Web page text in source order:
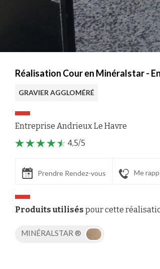
Réalisation Cour en Minéralstar -
GRAVIER AGGLOMÉRÉ
Entreprise Andrieux Le Havre
4,5/5
Prendre Rendez-vous Me
Produits utilisés pour cette
MINÉRALSTAR ®